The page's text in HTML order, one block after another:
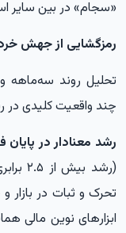
«سجام» در بین سایر
رمزگشایی از جهش
تحلیل روند سه‌ماهه
چند واقعیت کلیدی در
رشد معنادار در
(رشد
تحرک و ثبات در بازار
ابزارهای نوین مالی